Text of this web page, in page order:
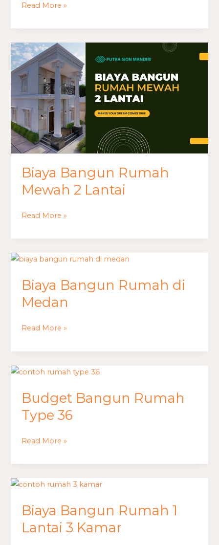
Read More »
Biaya Bangun Rumah
Mewah 2 Lantai
Biaya
Bangun
Rumah
Mewah
2
Lantai
Read More »
Biaya Bangun Rumah di
Medan
Biaya
Rumah
di
Read More »
Budget Bangun Rumah
Type 36
Budget
Rumah
Type
36
Read More »
Biaya Bangun Rumah 1
Lantai 3 Kamar
Biaya
Rumah
1